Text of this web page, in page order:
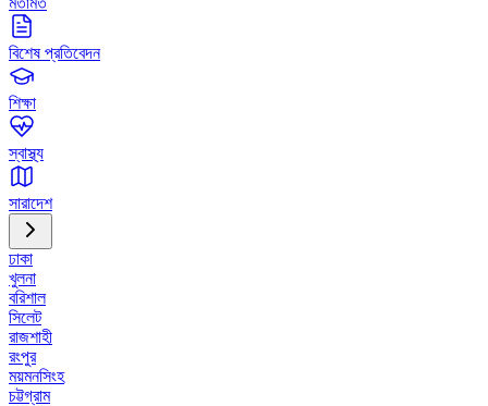
বিশেষ প্রতিবেদন
শিক্ষা
স্বাস্থ্য
সারাদেশ
ঢাকা
খুলনা
বরিশাল
সিলেট
রাজশাহী
রংপুর
ময়মনসিংহ
চট্টগ্রাম